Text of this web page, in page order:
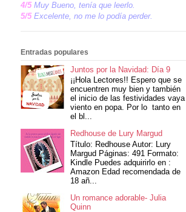
4/5 Muy Bueno, tenía que leerlo.
5/5 Excelente, no me lo podía perder.
Entradas populares
Juntos por la Navidad: Día 9
¡¡Hola Lectores!! Espero que se
encuentren muy bien y también
el inicio de las festividades vaya
viento en popa. Por lo tanto en
el bl...
Redhouse de Lury Margud
Título: Redhouse Autor: Lury
Margud Páginas: 491 Formato:
Kindle Puedes adquirirlo en :
Amazon Edad recomendada de
18 añ...
Un romance adorable- Julia
Quinn